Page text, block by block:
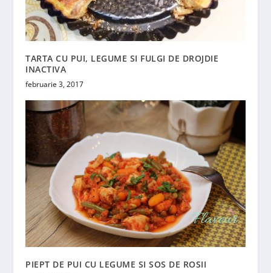
TARTA CU PUI, LEGUME SI FULGI DE DROJDIE
INACTIVA
februarie 3, 2017
PIEPT DE PUI CU LEGUME SI SOS DE ROSII